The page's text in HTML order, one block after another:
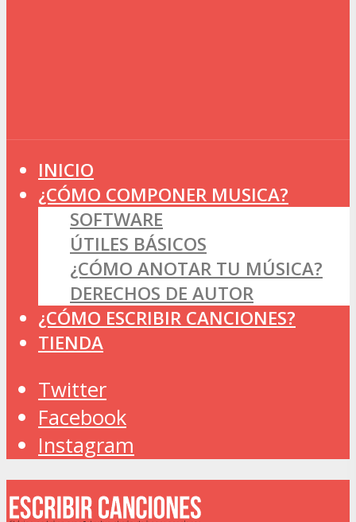
INICIO
¿CÓMO COMPONER MUSICA?
SOFTWARE
ÚTILES BÁSICOS
¿CÓMO ANOTAR TU MÚSICA?
DERECHOS DE AUTOR
¿CÓMO ESCRIBIR CANCIONES?
TIENDA
Twitter
Facebook
Instagram